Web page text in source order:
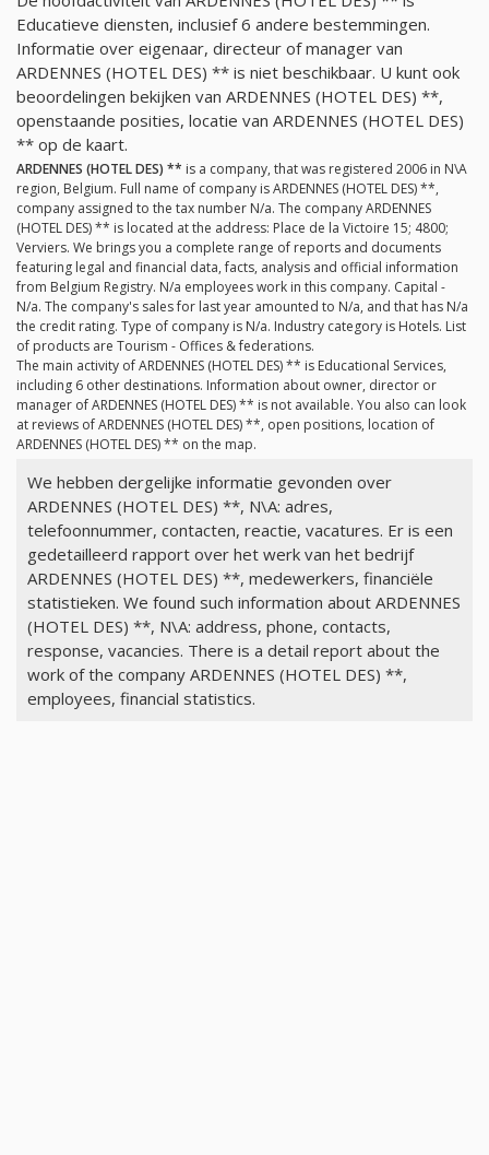
Educatieve diensten, inclusief 6 andere bestemmingen.
Informatie over eigenaar, directeur of manager van
ARDENNES (HOTEL DES) ** is niet beschikbaar. U kunt ook
beoordelingen bekijken van ARDENNES (HOTEL DES) **,
openstaande posities, locatie van ARDENNES (HOTEL DES)
** op de kaart.
ARDENNES (HOTEL DES) ** is a company, that was registered 2006 in N\A
region, Belgium. Full name of company is ARDENNES (HOTEL DES) **,
company assigned to the tax number N/a. The company ARDENNES
(HOTEL DES) ** is located at the address: Place de la Victoire 15; 4800;
Verviers. We brings you a complete range of reports and documents
featuring legal and financial data, facts, analysis and official information
from Belgium Registry. N/a employees work in this company. Capital -
N/a. The company's sales for last year amounted to N/a, and that has N/a
the credit rating. Type of company is N/a. Industry category is Hotels. List
of products are Tourism - Offices & federations.
The main activity of ARDENNES (HOTEL DES) ** is Educational Services,
including 6 other destinations. Information about owner, director or
manager of ARDENNES (HOTEL DES) ** is not available. You also can look
at reviews of ARDENNES (HOTEL DES) **, open positions, location of
ARDENNES (HOTEL DES) ** on the map.
We hebben dergelijke informatie gevonden over
ARDENNES (HOTEL DES) **, N\A: adres,
telefoonnummer, contacten, reactie, vacatures. Er is een
gedetailleerd rapport over het werk van het bedrijf
ARDENNES (HOTEL DES) **, medewerkers, financiële
statistieken. We found such information about ARDENNES
(HOTEL DES) **, N\A: address, phone, contacts,
response, vacancies. There is a detail report about the
work of the company ARDENNES (HOTEL DES) **,
employees, financial statistics.